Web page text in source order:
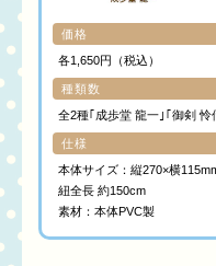
価格
各1,650円（税込）
種類数
全2種｢成歩堂 龍一｣｢御剣 怜
仕様
本体サイズ：縦270×横
紐全長 約150cm
素材：本体PVC製